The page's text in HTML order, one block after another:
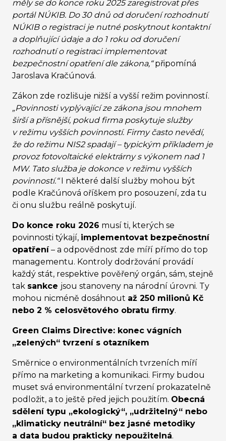
měly se do konce roku 2025 zaregistrovat přes
portál NÚKIB. Do 30 dnů od doručení rozhodnutí
NÚKIB o registraci je nutné poskytnout kontaktní
a doplňující údaje a do 1 roku od doručení
rozhodnutí o registraci implementovat
bezpečnostní opatření dle zákona,“připomíná
Jaroslava Kračúnová.
Zákon zde rozlišuje nižší a vyšší režim povinností.
„Povinnosti vyplývající ze zákona jsou mnohem
širší a přísnější, pokud firma poskytuje služby
v režimu vyšších povinností. Firmy často nevědí,
že do režimu NIS2 spadají – typickým příkladem je
provoz fotovoltaické elektrárny s výkonem nad 1
MW. Tato služba je dokonce v režimu vyšších
povinností.“I některé další služby mohou být
podle Kračúnová oříškem pro posouzení, zda tu
či onu službu reálně poskytují.
Do konce roku 2026 musí ti, kterých se
povinnosti týkají, implementovat bezpečnostní
opatření– a odpovědnost zde míří přímo do top
managementu. Kontroly dodržování provádí
každý stát, respektive pověřený orgán, sám, stejně
tak sankce jsou stanoveny na národní úrovni. Ty
mohou nicméně dosáhnout až 250 milionů Kč
nebo 2 % celosvětového obratu firmy.
Green Claims Directive: konec vágních
„zelených“ tvrzení s otazníkem
Směrnice o environmentálních tvrzeních míří
přímo na marketing a komunikaci. Firmy budou
muset svá environmentální tvrzení prokazatelně
podložit, a to ještě před jejich použitím. Obecná
sdělení typu „ekologický“, „udržitelný“ nebo
„klimaticky neutrální“ bez jasné metodiky
a data budou prakticky nepoužitelná.